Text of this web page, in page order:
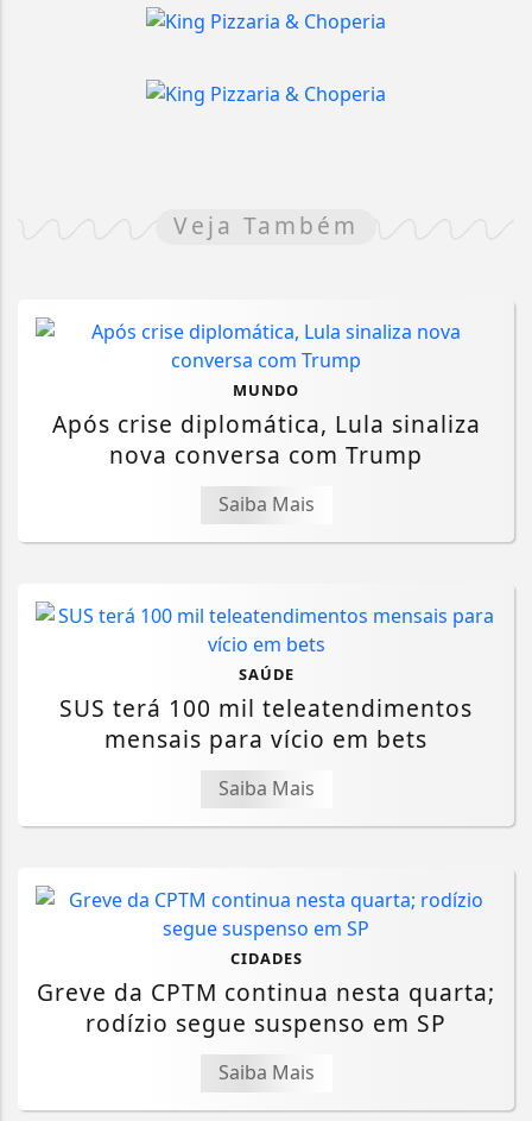
Veja Também
MUNDO
Após crise diplomática, Lula sinaliza
nova conversa com Trump
Saiba Mais
SAÚDE
SUS terá 100 mil teleatendimentos
mensais para vício em bets
Saiba Mais
CIDADES
Greve da CPTM continua nesta quarta;
rodízio segue suspenso em SP
Saiba Mais